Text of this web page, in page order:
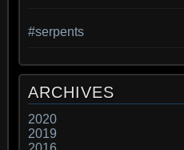
#serpents
ARCHIVES
2020
2019